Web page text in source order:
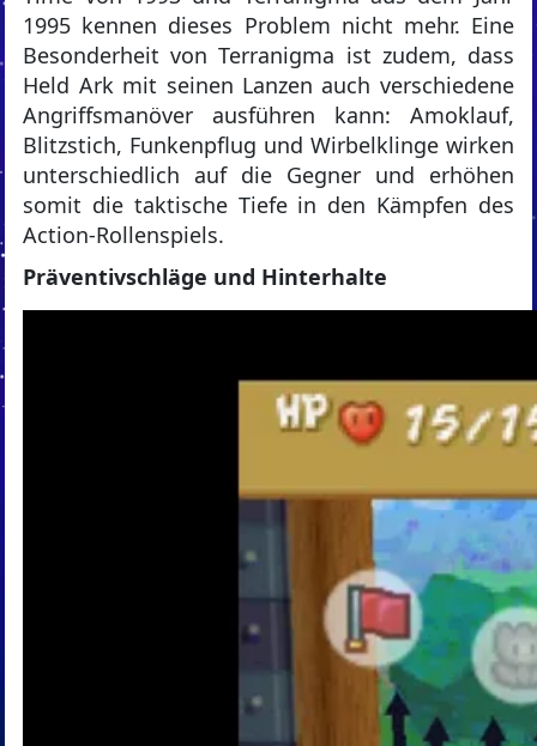
1995 kennen dieses Problem nicht mehr. Eine
Besonderheit von Terranigma ist zudem, dass
Held Ark mit seinen Lanzen auch verschiedene
Angriffsmanöver ausführen kann: Amoklauf,
Blitzstich, Funkenpflug und Wirbelklinge wirken
unterschiedlich auf die Gegner und erhöhen
somit die taktische Tiefe in den Kämpfen des
Action-Rollenspiels.
Präventivschläge und Hinterhalte